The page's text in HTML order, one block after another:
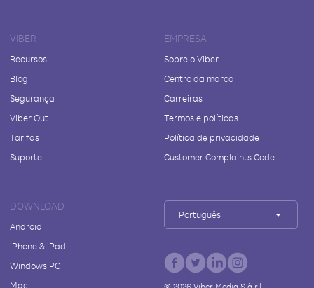
VIBER
Recursos
Blog
Segurança
Viber Out
Tarifas
Suporte
EMPRESA
Sobre o Viber
Centro da marca
Carreiras
Termos e políticas
Política de privacidade
Customer Complaints Code
DOWNLOAD
Android
iPhone & iPad
Windows PC
Mac
Português